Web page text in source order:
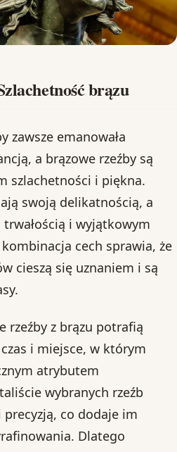
brązu
zawsze emanowała
a brązowe rzeźby są
szlachetności i piękna.
swoją delikatnością, a
trwałością i wyjątkowym
cech sprawia, że
cieszą się uznaniem i są
rzeźby z brązu potrafią
i miejsce, w którym
atrybutem
wybranych rzeźb
co dodaje im
Dlatego